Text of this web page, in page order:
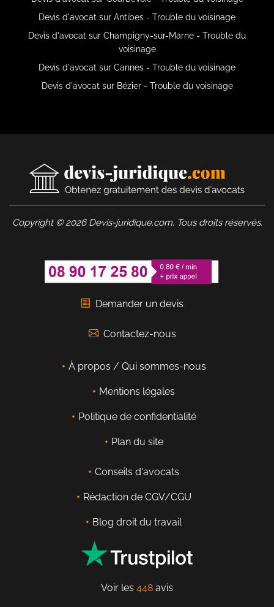
Devis d'avocat sur Antibes - Trouble du voisinage
Devis d'avocat sur Champigny-sur-Marne - Trouble du
voisinage
Devis d'avocat sur Cannes - Trouble du voisinage
Devis d'avocat sur Bézier - Trouble du voisinage
Copyright © 2026 Devis-juridique.com. Tous droits réservés.
Demander un devis
Contactez-nous
À propos / Qui sommes-nous
Mentions légales
Politique de confidentialité
Plan du site
Conseils d'avocats
Rédaction de CGV/CGU
Blog droit du travail
Voir les 448 avis